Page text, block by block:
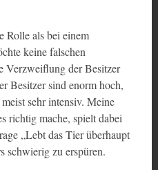
Rolle als bei einem
keine falschen
Verzweiflung der Besitzer
Besitzer sind enorm hoch,
sehr intensiv. Meine
richtig mache, spielt dabei
„Lebt das Tier überhaupt
schwierig zu erspüren.